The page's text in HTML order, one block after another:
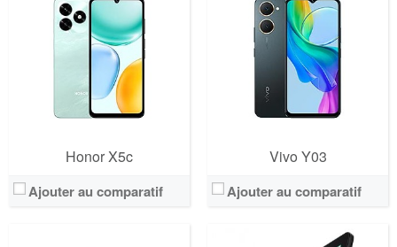
Honor X5c
Ajouter au comparatif
Vivo Y03
Ajouter au comparatif